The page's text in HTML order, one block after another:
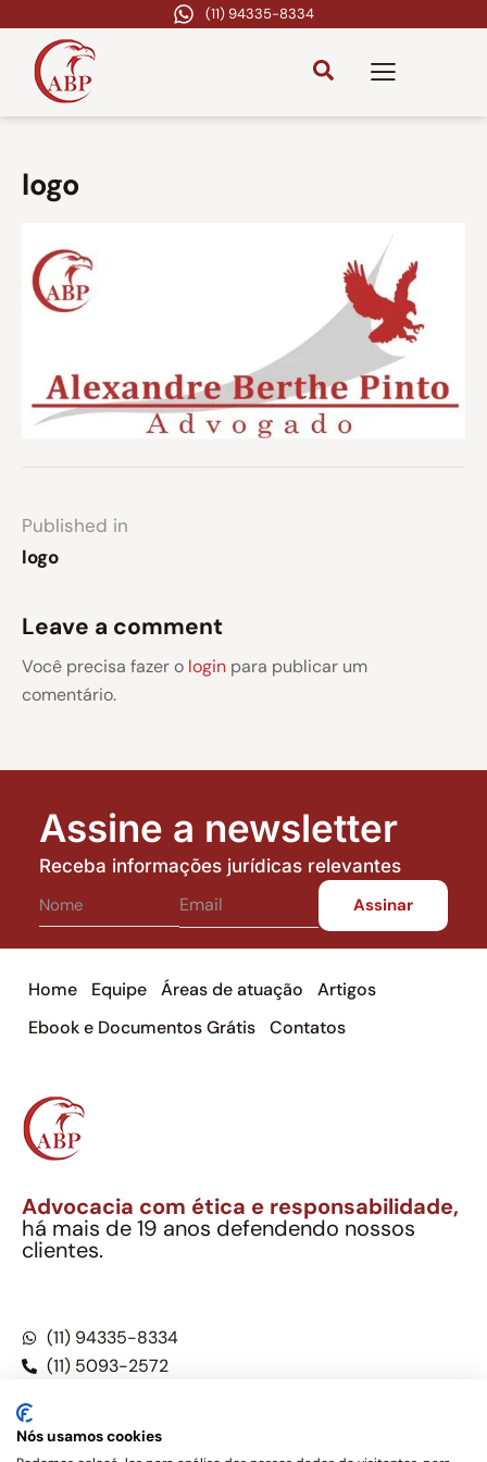
(11) 94335-8334
logo
Published in
logo
Leave a comment
Você precisa fazer o login para publicar um
comentário.
Assine a newsletter
Receba informações jurídicas relevantes
Home Equipe Áreas de atuação
Artigos
Ebook e Documentos Grátis
Contatos
Advocacia com ética e responsabilidade,
há mais de 19 anos defendendo nossos
clientes.
(11) 94335-8334
(11) 5093-2572
Nós usamos cookies